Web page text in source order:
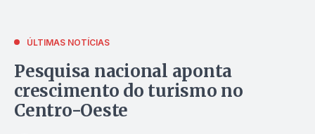
ÚLTIMAS NOTÍCIAS
Pesquisa nacional aponta
crescimento do turismo no
Centro-Oeste